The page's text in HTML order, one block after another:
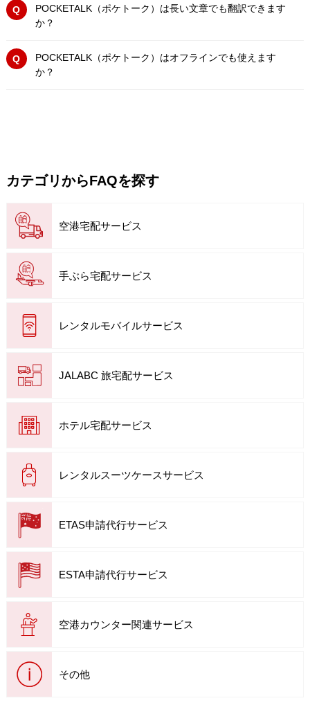
POCKETALK（ポケトーク）は長い文章でも翻訳できます
か？
POCKETALK（ポケトーク）はオフラインでも使えます
か？
カテゴリからFAQを探す
空港宅配サービス
手ぶら宅配サービス
レンタルモバイルサービス
JALABC 旅宅配サービス
ホテル宅配サービス
レンタルスーツケースサービス
ETAS申請代行サービス
ESTA申請代行サービス
空港カウンター関連サービス
その他